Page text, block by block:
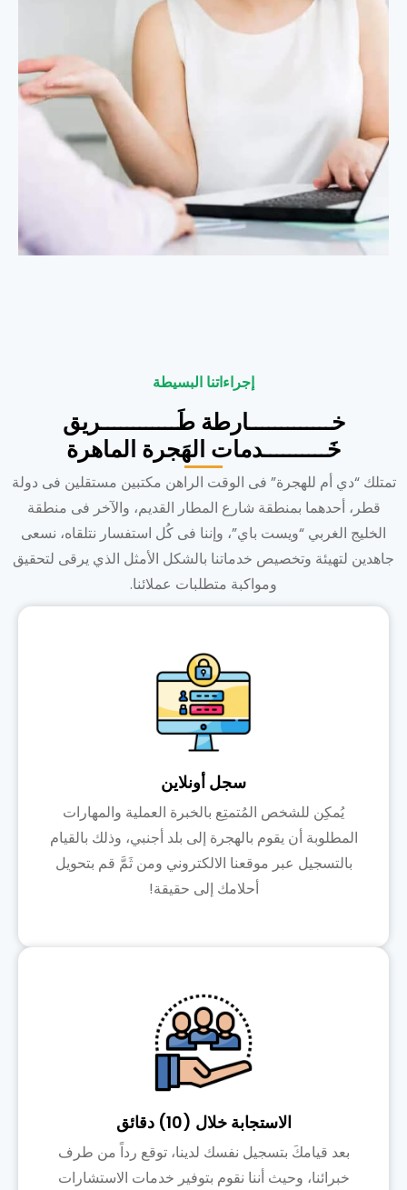
إجراءاتنا البسيطة
خـــــــــــــارطة طَــــــــــــريق
خَــــــــــدمات الهَجرة الماهرة
تمتلك “دي أم للهجرة” فى الوقت الراهن مكتبين مستقلين فى دولة
قطر، أحدهما بمنطقة شارع المطار القديم، والآخر فى منطقة
الخليج الغربي “ويست باي”، وإننا فى كُل استفسار نتلقاه، نسعى
جاهدين لتهيئة وتخصيص خدماتنا بالشكل الأمثل الذي يرقى لتحقيق
ومواكبة متطلبات عملائنا.
سجل أونلاين
يُمكِن للشخص المُتمتِع بالخبرة العملية والمهارات
المطلوبة أن يقوم بالهجرة إلى بلد أجنبي، وذلك بالقيام
بالتسجيل عبر موقعنا الالكتروني ومن ثَمَّ قم بتحويل
أحلامك إلى حقيقة!
الاستجابة خلال (10) دقائق
بعد قيامكَ بتسجيل نفسك لدينا، توقع رداً من طرف
خبرائنا، وحيث أننا نقوم بتوفير خدمات الاستشارات